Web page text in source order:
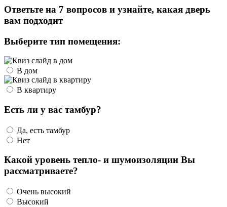
Ответьте на 7 вопросов и узнайте, какая дверь
вам подходит
Выберите тип помещения:
В дом
В квартиру
Есть ли у вас тамбур?
Да, есть тамбур
Нет
Какой уровень тепло- и шумоизоляции Вы
рассматриваете?
Очень высокий
Высокий